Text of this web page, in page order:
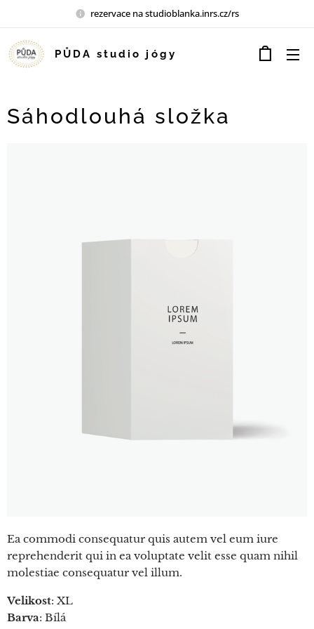
rezervace na studioblanka.inrs.cz/rs
PŮDA studio jógy
Sáhodlouhá složka
Ea commodi consequatur quis autem vel eum iure
reprehenderit qui in ea voluptate velit esse quam nihil
molestiae consequatur vel illum.
Velikost: XL
Barva: Bílá